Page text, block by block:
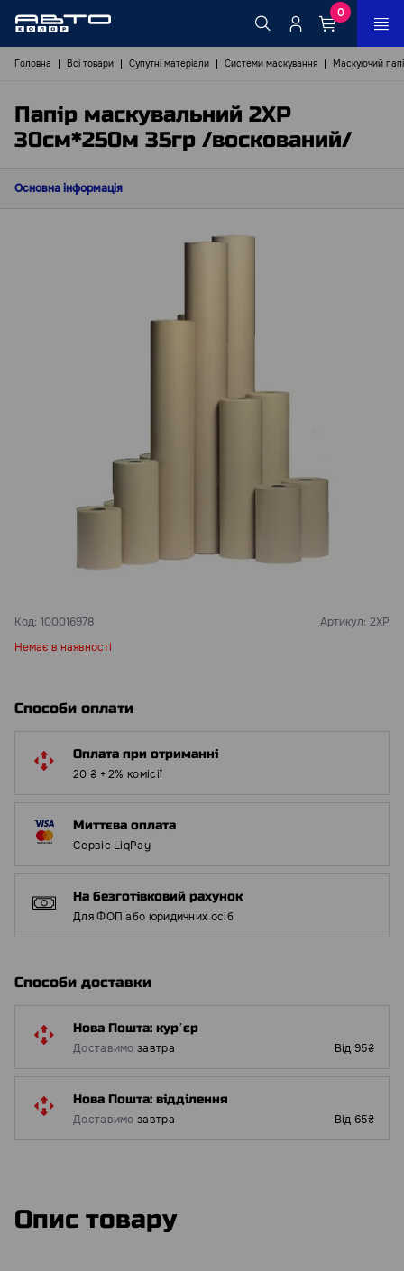
0
Головна Всі товари Супутні матеріали Системи маскування Маскуючий
Пaпір маскувальний 2XP
30см*250м 35гр /воскований/
Основна інформація
Код: 100016978 Артикул: 2XP
Немає в наявності
Способи оплати
Оплата при отриманні
20 ₴ + 2% комісії
Миттєва оплата
Сервіс LiqPay
На безготівковий рахунок
Для ФОП або юридичних осіб
Способи доставки
Нова Пошта: курʼєр
Доставимо завтра Від 95₴
Нова Пошта: відділення
Доставимо завтра Від 65₴
Опис товару